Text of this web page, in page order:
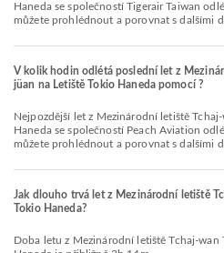
Haneda se společností Tigerair Taiwan
můžete prohlédnout a porovnat s dalšími
V kolik hodin odlétá poslední let z
jüan na Letiště Tokio Haneda pomocí ?
Nejpozdější let z Mezinárodní letiště Tchaj-wan Tchao-jüan do Letiště Tokio
Haneda se společností Peach Aviation
můžete prohlédnout a porovnat s dalšími
Jak dlouho trvá let z Mezinárodní letiště
Tokio Haneda?
Doba letu z Mezinárodní letiště Tchaj-wan Tchao-jüan do Letiště Tokio